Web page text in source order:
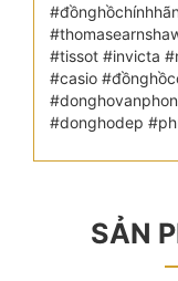
#tissot #invicta
#casio
#donghodep
SẢN